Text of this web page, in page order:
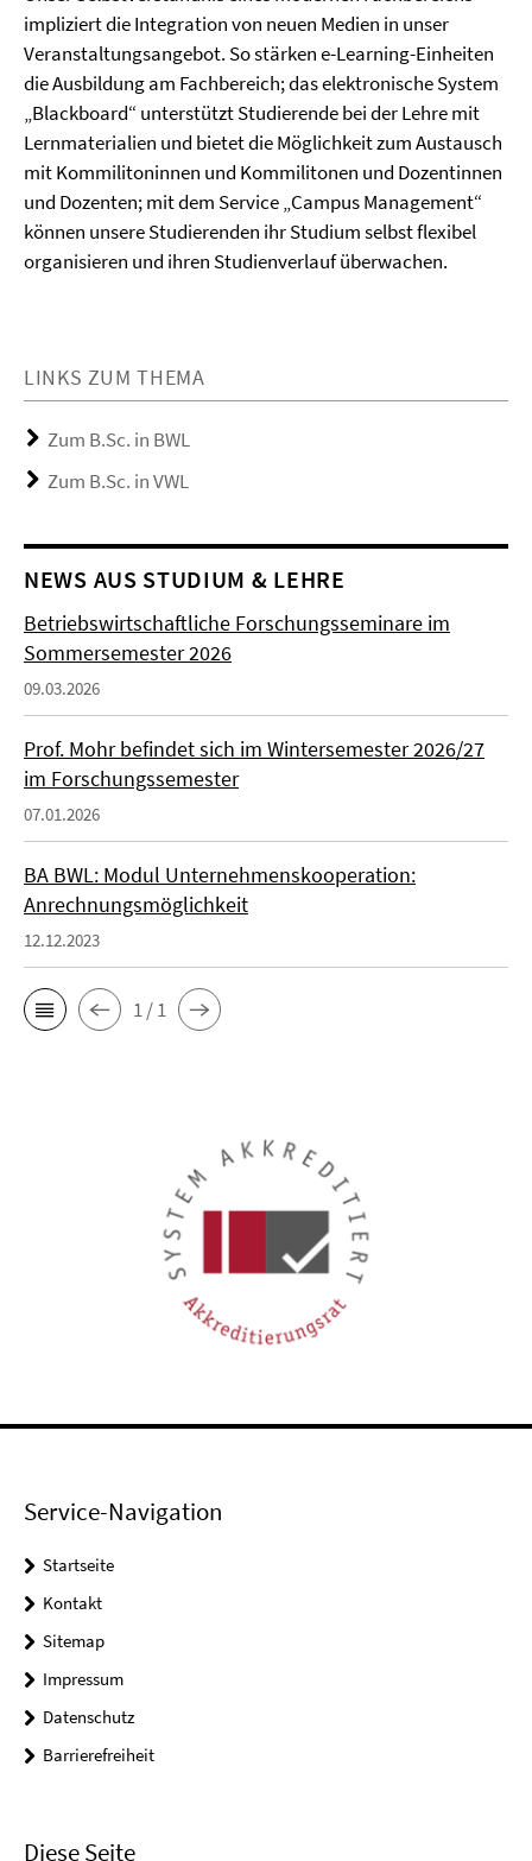
impliziert die Integration von neuen Medien in unser
Veranstaltungsangebot. So stärken e-Learning-Einheiten
die Ausbildung am Fachbereich; das elektronische System
„Blackboard“ unterstützt Studierende bei der Lehre mit
Lernmaterialien und bietet die Möglichkeit zum Austausch
mit Kommilitoninnen und Kommilitonen und Dozentinnen
und Dozenten; mit dem Service „Campus Management“
können unsere Studierenden ihr Studium selbst flexibel
organisieren und ihren Studienverlauf überwachen.
LINKS ZUM THEMA
Zum B.Sc. in BWL
Zum B.Sc. in VWL
NEWS AUS STUDIUM & LEHRE
Betriebswirtschaftliche Forschungsseminare im
Sommersemester 2026
09.03.2026
Prof. Mohr befindet sich im Wintersemester 2026/27
im Forschungssemester
07.01.2026
BA BWL: Modul Unternehmenskooperation:
Anrechnungsmöglichkeit
12.12.2023
1 / 1
Service-Navigation
Startseite
Kontakt
Sitemap
Impressum
Datenschutz
Barrierefreiheit
Diese Seite